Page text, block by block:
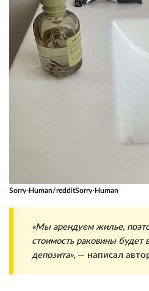
Sorry-Human/redditSorry-Human
«Мы арендуем жилье,
стоимость раковины будет
депозита», — написал